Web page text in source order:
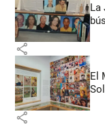
La
share
El
share